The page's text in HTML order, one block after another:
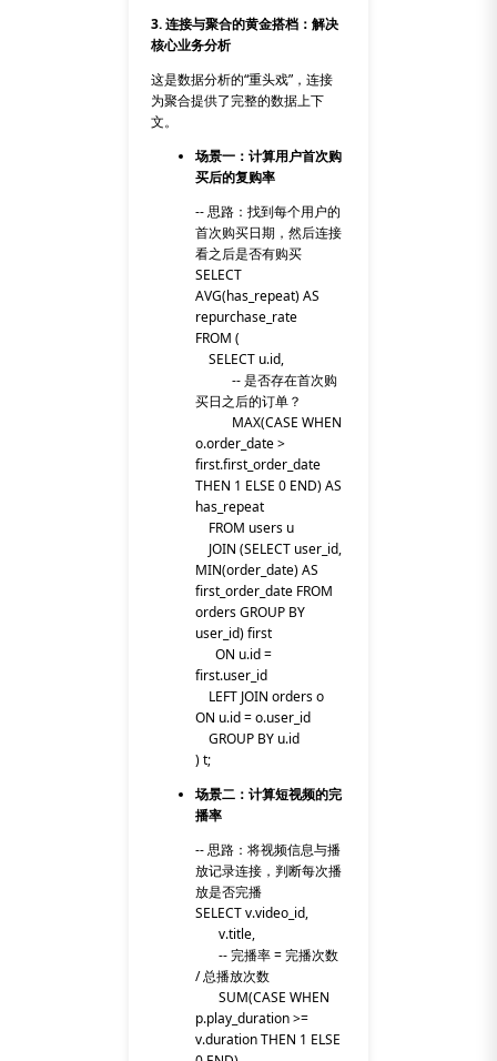
3. 连接与聚合的黄金搭档：解决
核心业务分析
这是数据分析的“重头戏”，连接
为聚合提供了完整的数据上下
文。
场景一：计算用户首次购
买后的复购率
-- 思路：找到每个用户的
首次购买日期，然后连接
看之后是否有购买
SELECT
AVG(has_repeat) AS
repurchase_rate
FROM (
SELECT u.id,
-- 是否存在首次购
买日之后的订单？
MAX(CASE WHEN
o.order_date >
first.first_order_date
THEN 1 ELSE 0 END) AS
has_repeat
FROM users u
JOIN (SELECT user_id,
MIN(order_date) AS
first_order_date FROM
orders GROUP BY
user_id) first
ON u.id =
first.user_id
LEFT JOIN orders o
ON u.id = o.user_id
GROUP BY u.id
) t;
场景二：计算短视频的完
播率
-- 思路：将视频信息与播
放记录连接，判断每次播
放是否完播
SELECT v.video_id,
v.title,
-- 完播率 = 完播次数
/ 总播放次数
SUM(CASE WHEN
p.play_duration >=
v.duration THEN 1 ELSE